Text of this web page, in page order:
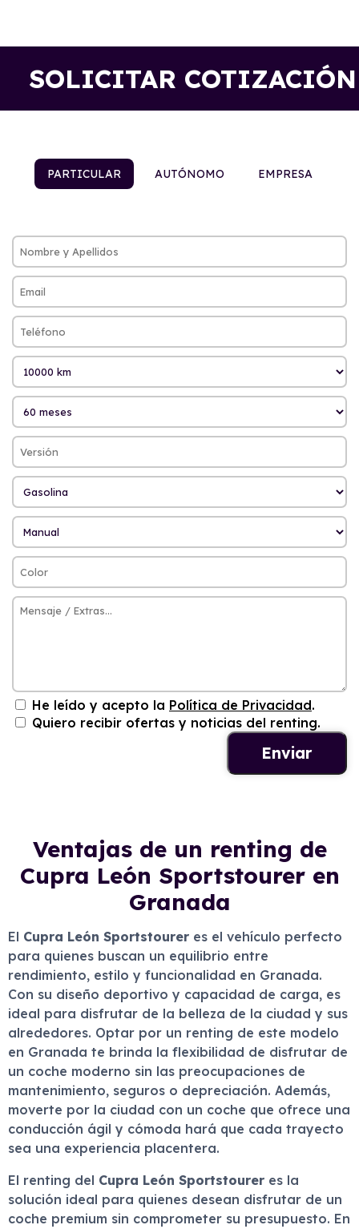
SOLICITAR COTIZACIÓN
PARTICULAR AUTÓNOMO EMPRESA
He leído y acepto la Política de Privacidad.
Quiero recibir ofertas y noticias del renting.
Ventajas de un renting de
Cupra León Sportstourer en
Granada
El Cupra León Sportstourer es el vehículo perfecto
para quienes buscan un equilibrio entre
rendimiento, estilo y funcionalidad en Granada.
Con su diseño deportivo y capacidad de carga, es
ideal para disfrutar de la belleza de la ciudad y sus
alrededores. Optar por un renting de este modelo
en Granada te brinda la flexibilidad de disfrutar de
un coche moderno sin las preocupaciones de
mantenimiento, seguros o depreciación. Además,
moverte por la ciudad con un coche que ofrece una
conducción ágil y cómoda hará que cada trayecto
sea una experiencia placentera.
El renting del Cupra León Sportstourer es la
solución ideal para quienes desean disfrutar de un
coche premium sin comprometer su presupuesto. En